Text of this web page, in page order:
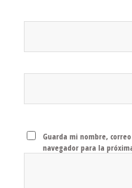
Guarda mi nombre,
navegador para la